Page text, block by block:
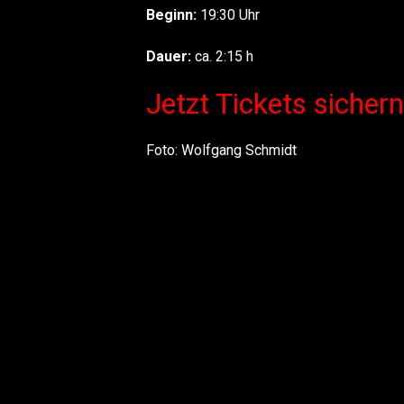
Beginn: 19:30 Uhr
Dauer: ca. 2:15 h
Jetzt Tickets
Foto: Wolfgang Schmidt